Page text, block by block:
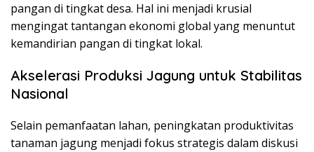
pangan di tingkat desa. Hal ini menjadi krusial
mengingat tantangan ekonomi global yang menuntut
kemandirian pangan di tingkat lokal.
Akselerasi Produksi Jagung untuk Stabilitas
Nasional
Selain pemanfaatan lahan, peningkatan produktivitas
tanaman jagung menjadi fokus strategis dalam diskusi